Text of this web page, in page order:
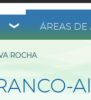
ÁREAS DE
ROCHA